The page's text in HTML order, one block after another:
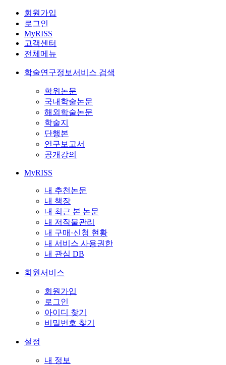
회원가입
로그인
MyRISS
고객센터
전체메뉴
학술연구정보서비스 검색
학위논문
국내학술논문
해외학술논문
학술지
단행본
연구보고서
공개강의
MyRISS
내 추천논문
내 책장
내 최근 본 논문
내 저작물관리
내 구매·신청 현황
내 서비스 사용권한
내 관심 DB
회원서비스
회원가입
로그인
아이디 찾기
비밀번호 찾기
설정
내 정보